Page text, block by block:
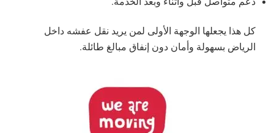
كل هذا يجعلها الوجهة الأولى لمن يريد نقل عفشه داخل
الرياض بسهولة وأمان دون إنفاق مبالغ طائلة.